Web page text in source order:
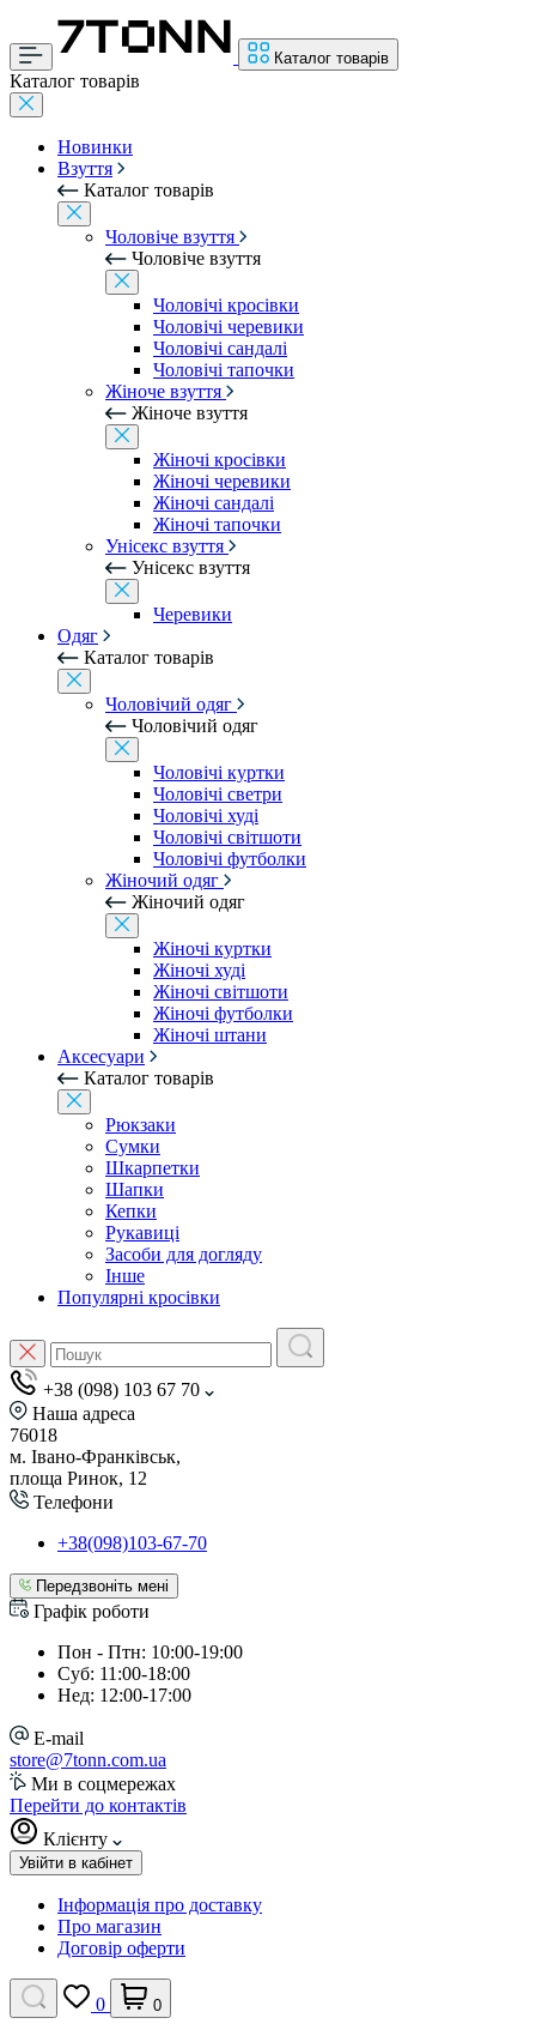
Каталог товарів
Каталог товарів
Новинки
Взуття
Каталог товарів
Чоловіче взуття
Чоловіче взуття
Чоловічі кросівки
Чоловічі черевики
Чоловічі сандалі
Чоловічі тапочки
Жіноче взуття
Жіноче взуття
Жіночі кросівки
Жіночі черевики
Жіночі сандалі
Жіночі тапочки
Унісекс взуття
Унісекс взуття
Черевики
Одяг
Каталог товарів
Чоловічий одяг
Чоловічий одяг
Чоловічі куртки
Чоловічі светри
Чоловічі худі
Чоловічі світшоти
Чоловічі футболки
Жіночий одяг
Жіночий одяг
Жіночі куртки
Жіночі худі
Жіночі світшоти
Жіночі футболки
Жіночі штани
Аксесуари
Каталог товарів
Рюкзаки
Сумки
Шкарпетки
Шапки
Кепки
Рукавиці
Засоби для догляду
Інше
Популярні кросівки
+38 (098) 103 67 70
Наша адреса
76018
м. Івано-Франківськ,
площа Ринок, 12
Телефони
+38(098)103-67-70
Передзвоніть мені
Графік роботи
Пон - Птн: 10:00-19:00
Суб: 11:00-18:00
Нед: 12:00-17:00
E-mail
store@7tonn.com.ua
Ми в соцмережах
Перейти до контактів
Клієнту
Увійти в кабінет
Інформація про доставку
Про магазин
Договір оферти
0 0